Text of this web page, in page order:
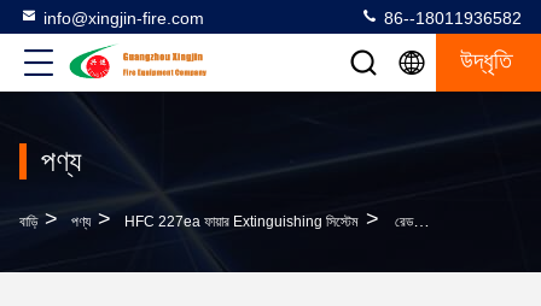
info@xingjin-fire.com 86--18011936582
উদ্ধৃতি
পণ্য
বাড়ি > পণ্য > HFC 227ea ফায়ার Extinguishing সিস্টেম > রেড এইচএফসি ২২৭ইএ অগ্নি নির্বাপক সিস্টেম এফএম ২০০ অগ্নি নির্বাপক সিস্টেম উচ্চমানের সস্তা দাম